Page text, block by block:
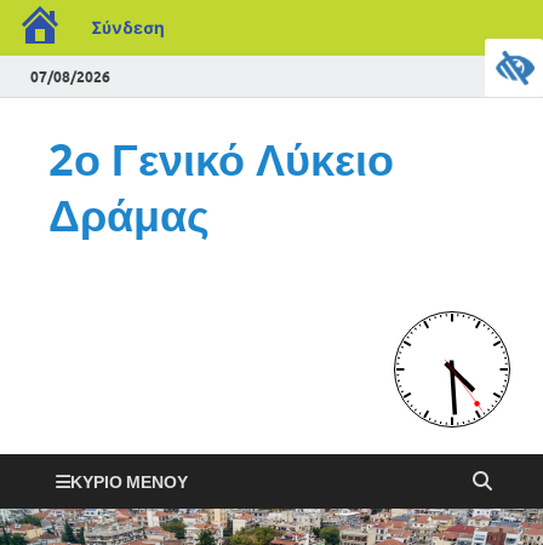
Σύνδεση
07/08/2026
2ο Γενικό Λύκειο
Δράμας
ΚΎΡΙΟ ΜΕΝΟΎ